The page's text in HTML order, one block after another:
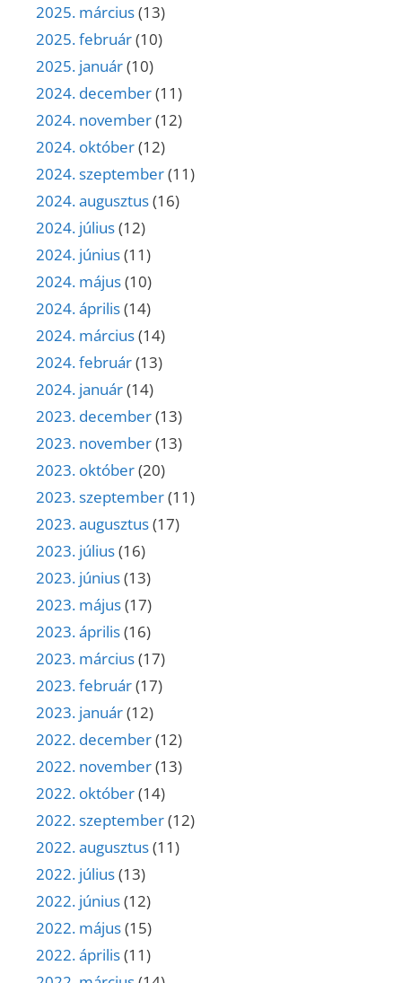
2025. március(13)
2025. február(10)
2025. január(10)
2024. december(11)
2024. november(12)
2024. október(12)
2024. szeptember(11)
2024. augusztus(16)
2024. július(12)
2024. június(11)
2024. május(10)
2024. április(14)
2024. március(14)
2024. február(13)
2024. január(14)
2023. december(13)
2023. november(13)
2023. október(20)
2023. szeptember(11)
2023. augusztus(17)
2023. július(16)
2023. június(13)
2023. május(17)
2023. április(16)
2023. március(17)
2023. február(17)
2023. január(12)
2022. december(12)
2022. november(13)
2022. október(14)
2022. szeptember(12)
2022. augusztus(11)
2022. július(13)
2022. június(12)
2022. május(15)
2022. április(11)